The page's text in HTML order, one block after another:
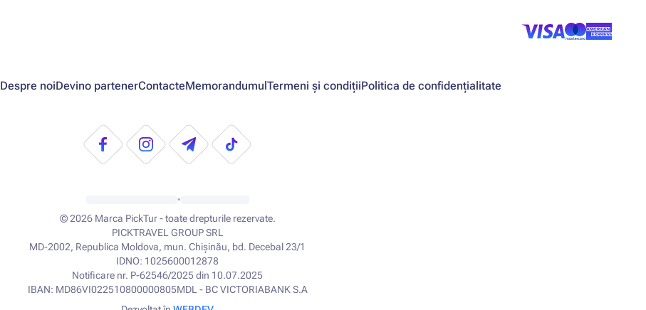
Despre noiDevino partenerContacteMemorandumulTermeni și condițiiPolitica de confidențialitate
•
© 2026 Marca PickTur - toate drepturile rezervate.
PICKTRAVEL GROUP SRL
MD-2002, Republica Moldova, mun. Chișinău, bd. Decebal 23/1
IDNO: 1025600012878
Notificare nr. P-62546/2025 din 10.07.2025
IBAN: MD86VI022510800000805MDL - BC VICTORIABANK S.A